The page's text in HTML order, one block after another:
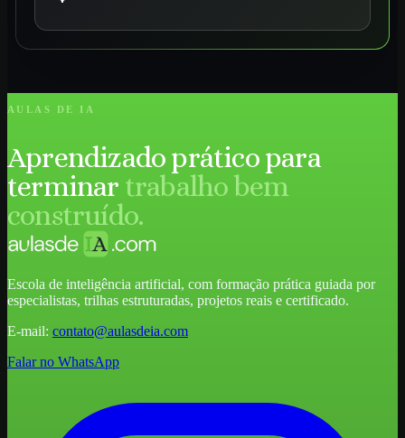
AULAS DE IA
Aprendizado prático para
terminar trabalho bem
construído.
Escola de inteligência artificial, com formação prática guiada por
especialistas, trilhas estruturadas, projetos reais e certificado.
E-mail: contato@aulasdeia.com
Falar no WhatsApp